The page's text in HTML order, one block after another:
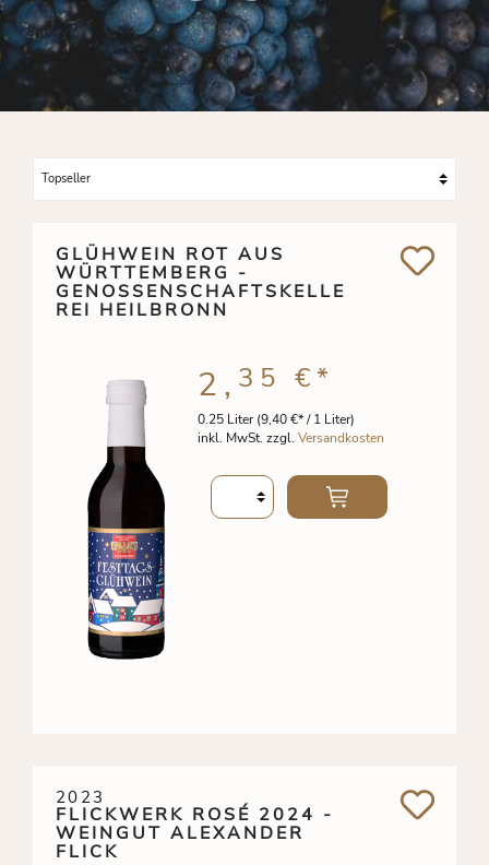
GLÜHWEIN ROT AUS
WÜRTTEMBERG -
GENOSSENSCHAFTSKELLE
REI HEILBRONN
0.25 Liter(9,40 €* / 1 Liter)
inkl. MwSt. zzgl. Versandkosten
2, 35 €*
2023
FLICKWERK ROSÉ 2024 -
WEINGUT ALEXANDER
FLICK